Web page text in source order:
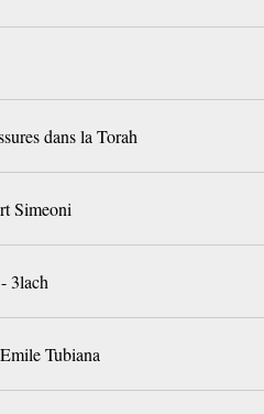
dans la Torah
Simeoni
3lach
Tubiana